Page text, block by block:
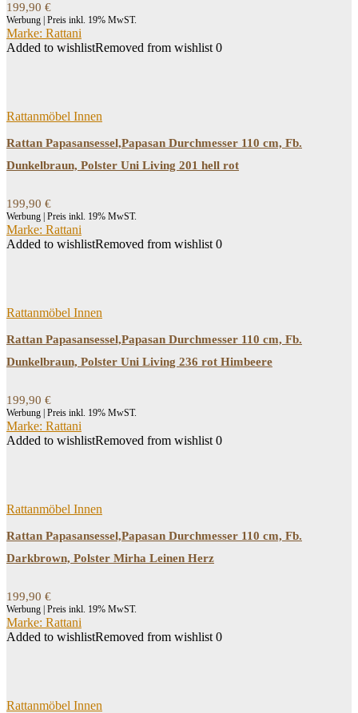
199,90 €
Werbung | Preis inkl. 19% MwST.
Marke: Rattani
Added to wishlistRemoved from wishlist 0
Rattanmöbel Innen
Rattan Papasansessel,Papasan Durchmesser 110 cm, Fb.
Dunkelbraun, Polster Uni Living 201 hell rot
199,90 €
Werbung | Preis inkl. 19% MwST.
Marke: Rattani
Added to wishlistRemoved from wishlist 0
Rattanmöbel Innen
Rattan Papasansessel,Papasan Durchmesser 110 cm, Fb.
Dunkelbraun, Polster Uni Living 236 rot Himbeere
199,90 €
Werbung | Preis inkl. 19% MwST.
Marke: Rattani
Added to wishlistRemoved from wishlist 0
Rattanmöbel Innen
Rattan Papasansessel,Papasan Durchmesser 110 cm, Fb.
Darkbrown, Polster Mirha Leinen Herz
199,90 €
Werbung | Preis inkl. 19% MwST.
Marke: Rattani
Added to wishlistRemoved from wishlist 0
Rattanmöbel Innen